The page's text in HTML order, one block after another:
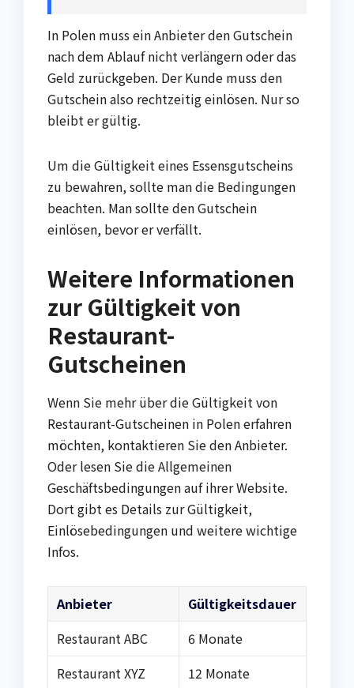
In Polen muss ein Anbieter den Gutschein
nach dem Ablauf nicht verlängern oder das
Geld zurückgeben. Der Kunde muss den
Gutschein also rechtzeitig einlösen. Nur so
bleibt er gültig.
Um die Gültigkeit eines Essensgutscheins
zu bewahren, sollte man die Bedingungen
beachten. Man sollte den Gutschein
einlösen, bevor er verfällt.
Weitere Informationen
zur Gültigkeit von
Restaurant-
Gutscheinen
Wenn Sie mehr über die Gültigkeit von
Restaurant-Gutscheinen in Polen erfahren
möchten, kontaktieren Sie den Anbieter.
Oder lesen Sie die Allgemeinen
Geschäftsbedingungen auf ihrer Website.
Dort gibt es Details zur Gültigkeit,
Einlösebedingungen und weitere wichtige
Infos.
Anbieter
Gültigkeitsdauer
Restaurant ABC
6 Monate
Restaurant XYZ
12 Monate